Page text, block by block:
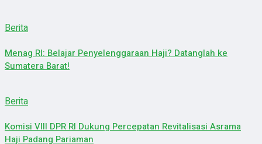
Berita
Menag RI: Belajar Penyelenggaraan Haji? Datanglah ke
Sumatera Barat!
Berita
Komisi VIII DPR RI Dukung Percepatan Revitalisasi Asrama
Haji Padang Pariaman